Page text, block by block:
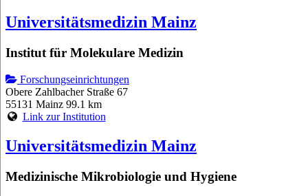
Universitätsmedizin Mainz
Institut für Molekulare Medizin
Forschungseinrichtungen
Obere Zahlbacher Straße 67
55131 Mainz 99.1 km
Link zur Institution
Universitätsmedizin Mainz
Medizinische Mikrobiologie und Hygiene